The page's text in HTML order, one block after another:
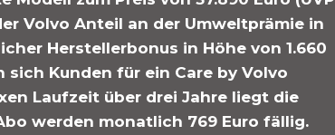
Volvo Anteil an der Umweltprämie in
Herstellerbonus in Höhe von 1.660
Kunden für ein Care by Volvo
Laufzeit über drei Jahre liegt die
werden monatlich 769 Euro fällig.